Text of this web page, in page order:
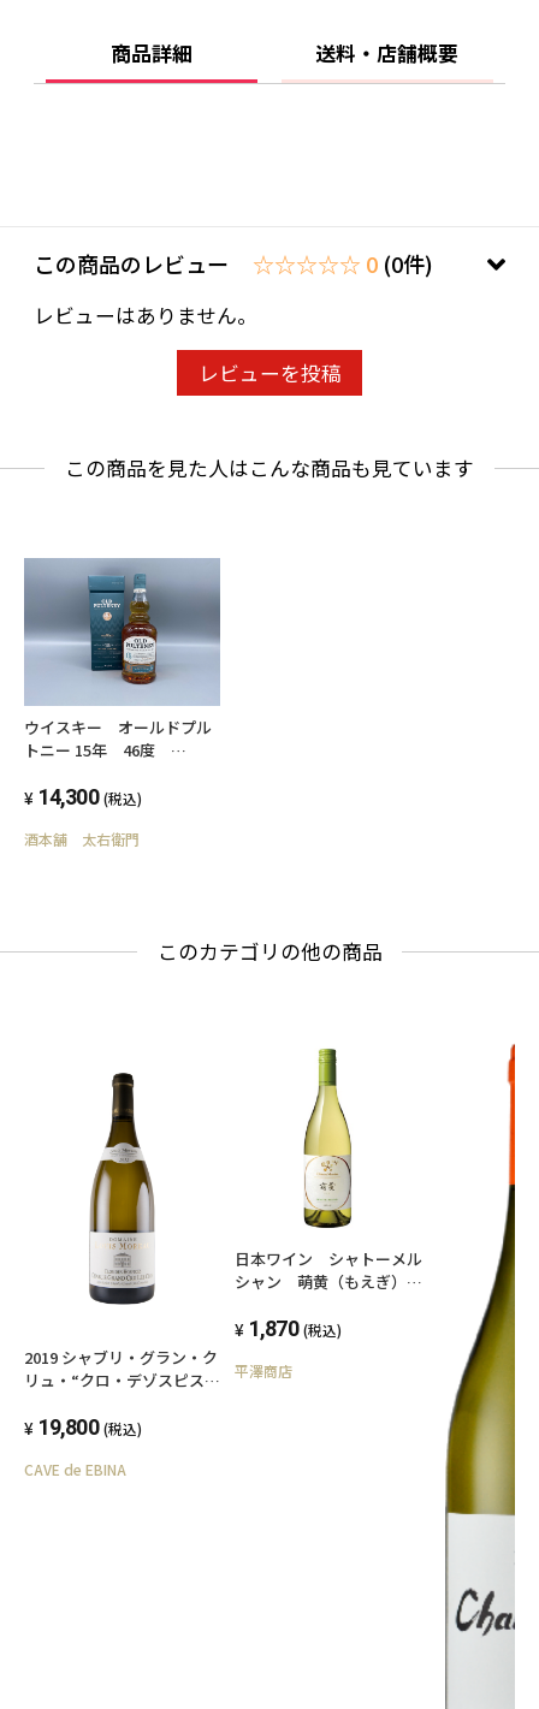
りません。
ご購入時、「ご注文手続き」画面の「お問い合
商品詳細 送料・店舗概要
この商品のレビュー ☆☆☆☆☆ 0 (0件)
レビューはありません。
レビューを投稿
この商品を見た人はこんな商品も見ています
ウイスキー オールドプル
トニー 15年 46度
ー 14,300 (税込)
酒本舗 太右衛門
このカテゴリの他の商品
2019 シャブリ・グラン・ク
リュ・“クロ・デゾスピス・
ヌ・ルイ・モロー
19,800 (税込)
CAVE de EBINA
日本ワイン シャトーメル
シャン 萌黄（もえぎ）
1,870 (税込)
平澤商店